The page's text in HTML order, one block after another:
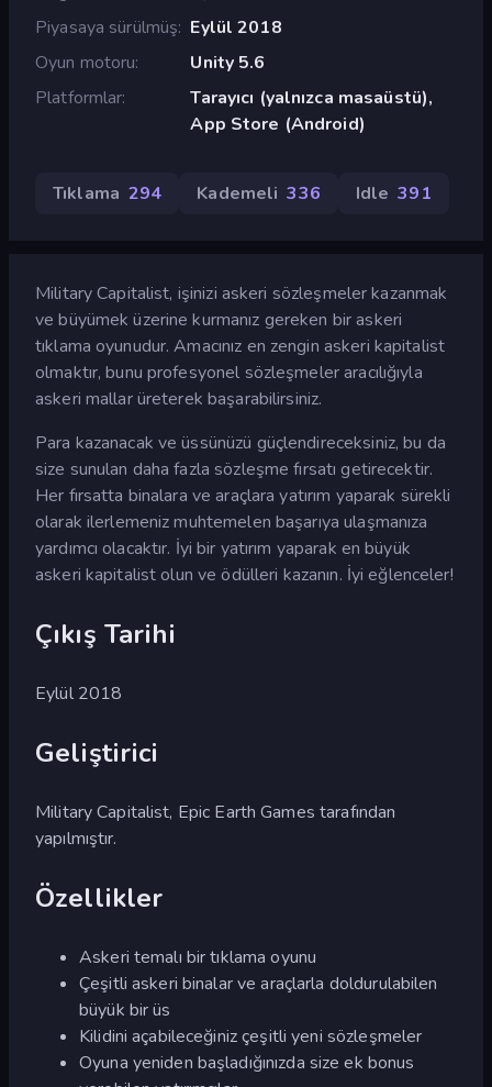
Piyasaya sürülmüş Eylül 2018
Oyun motoru
Unity 5.6
Platformlar
Tarayıcı (yalnızca masaüstü),
App Store (Android)
Tıklama 294 Kademeli 336 Idle 391
Military Capitalist, işinizi askeri sözleşmeler kazanmak
ve büyümek üzerine kurmanız gereken bir askeri
tıklama oyunudur. Amacınız en zengin askeri kapitalist
olmaktır, bunu profesyonel sözleşmeler aracılığıyla
askeri mallar üreterek başarabilirsiniz.
Para kazanacak ve üssünüzü güçlendireceksiniz, bu da
size sunulan daha fazla sözleşme fırsatı getirecektir.
Her fırsatta binalara ve araçlara yatırım yaparak sürekli
olarak ilerlemeniz muhtemelen başarıya ulaşmanıza
yardımcı olacaktır. İyi bir yatırım yaparak en büyük
askeri kapitalist olun ve ödülleri kazanın. İyi eğlenceler!
Çıkış Tarihi
Eylül 2018
Geliştirici
Military Capitalist, Epic Earth Games tarafından
yapılmıştır.
Özellikler
Askeri temalı bir tıklama oyunu
Çeşitli askeri binalar ve araçlarla doldurulabilen
büyük bir üs
Kilidini açabileceğiniz çeşitli yeni sözleşmeler
Oyuna yeniden başladığınızda size ek bonus